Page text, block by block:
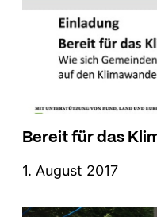
Bereit für das
1. August 2017